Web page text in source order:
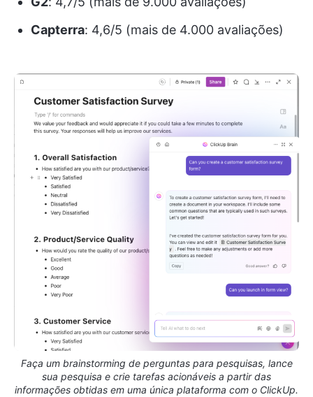
Capterra: 4,6/5 (mais de 4.000 avaliações)
Faça um brainstorming de perguntas para pesquisas, lance
sua pesquisa e crie tarefas acionáveis a partir das
informações obtidas em uma única plataforma com o ClickUp.